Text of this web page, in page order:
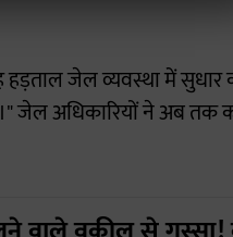
जेल व्यवस्था में सुधार
जेल अधिकारियों ने अब तक